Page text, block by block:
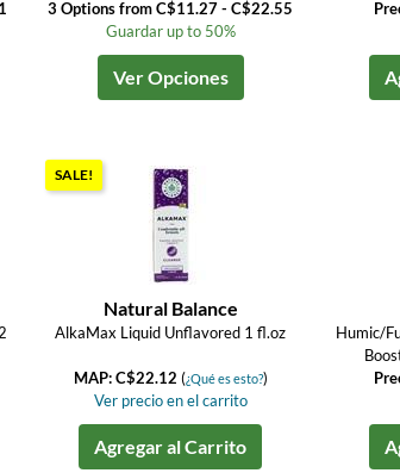
3 Options from C$11.27 - C$22.55
Guardar up to 50%
Ver Opciones
SALE!
Natural Balance
AlkaMax Liquid Unflavored 1 fl.oz
MAP: C$22.12 (¿Qué es esto?)
Ver precio en el carrito
Agregar al Carrito
Humic/